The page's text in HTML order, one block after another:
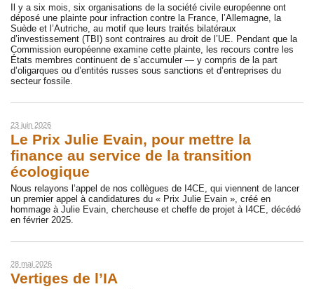
Il y a six mois, six organisations de la société civile européenne ont
déposé une plainte pour infraction contre la France, l’Allemagne, la
Suède et l’Autriche, au motif que leurs traités bilatéraux
d’investissement (TBI) sont contraires au droit de l’UE. Pendant que la
Commission européenne examine cette plainte, les recours contre les
États membres continuent de s’accumuler — y compris de la part
d’oligarques ou d’entités russes sous sanctions et d’entreprises du
secteur fossile.
23 juin 2026
Le Prix Julie Evain, pour mettre la
finance au service de la transition
écologique
Nous relayons l’appel de nos collègues de I4CE, qui viennent de lancer
un premier appel à candidatures du « Prix Julie Evain », créé en
hommage à Julie Evain, chercheuse et cheffe de projet à I4CE, décédé
en février 2025.
28 mai 2026
Vertiges de l’IA